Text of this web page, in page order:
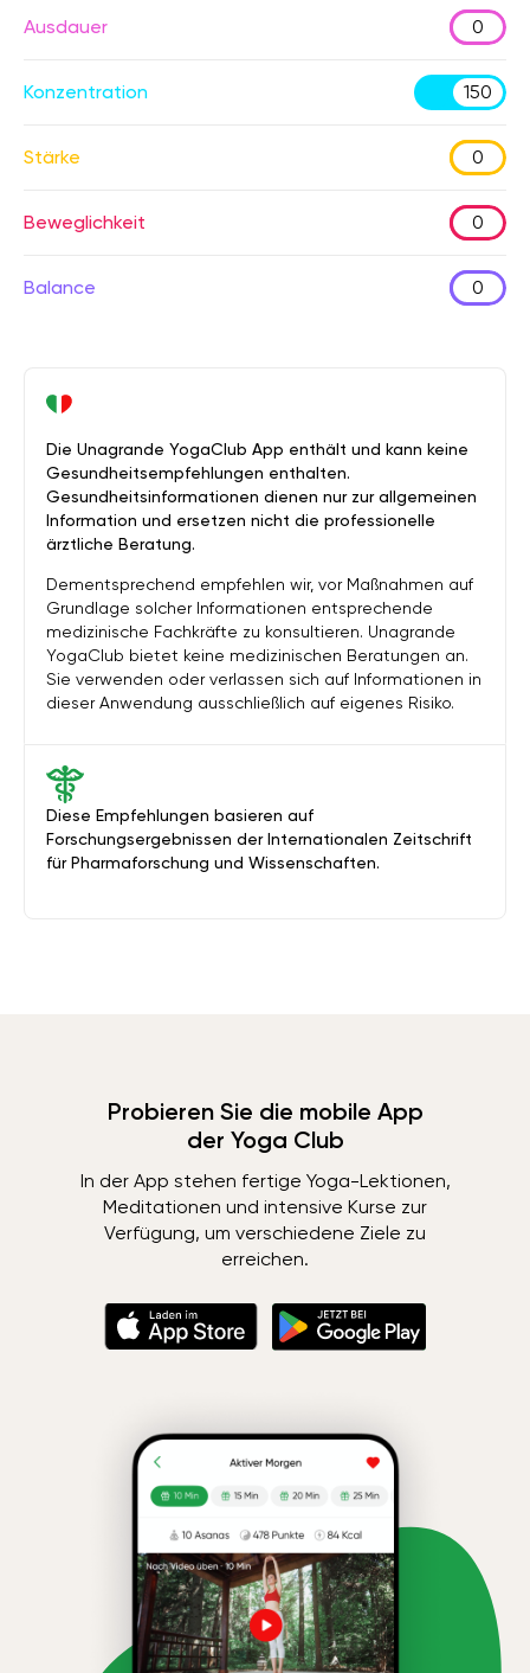
Ausdauer 0
Konzentration 150
Stärke 0
Beweglichkeit 0
Balance 0
Diese Empfehlungen basieren auf
Forschungsergebnissen der Internationalen Zeitschrift
für Pharmaforschung und Wissenschaften.
Die Unagrande YogaClub App enthält und kann keine
Gesundheitsempfehlungen enthalten.
Gesundheitsinformationen dienen nur zur allgemeinen
Information und ersetzen nicht die professionelle
ärztliche Beratung.
Dementsprechend empfehlen wir, vor Maßnahmen auf
Grundlage solcher Informationen entsprechende
medizinische Fachkräfte zu konsultieren. Unagrande
YogaClub bietet keine medizinischen Beratungen an.
Sie verwenden oder verlassen sich auf Informationen in
dieser Anwendung ausschließlich auf eigenes Risiko.
Probieren Sie die mobile App
der Yoga Club
In der App stehen fertige Yoga-Lektionen,
Meditationen und intensive Kurse zur
Verfügung, um verschiedene Ziele zu
erreichen.